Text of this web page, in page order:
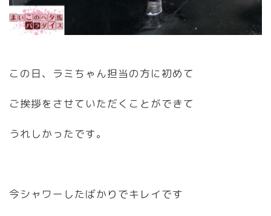
この日、ラミちゃん担当の方に初めて
ご挨拶をさせていただくことができて
うれしかったです。
今シャワーしたばかりでキレイです